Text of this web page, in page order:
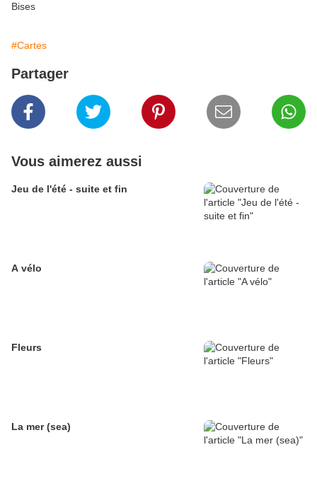
Bises
#Cartes
Partager
Vous aimerez aussi
Jeu de l'été - suite et fin
A vélo
Fleurs
La mer (sea)